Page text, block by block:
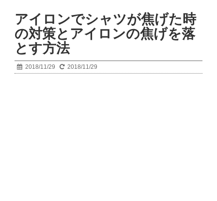
アイロンでシャツが焦げた時
の対策とアイロンの焦げを落
とす方法
2018/11/29 2018/11/29